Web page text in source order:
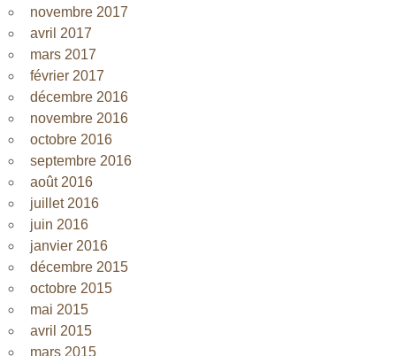
novembre 2017
avril 2017
mars 2017
février 2017
décembre 2016
novembre 2016
octobre 2016
septembre 2016
août 2016
juillet 2016
juin 2016
janvier 2016
décembre 2015
octobre 2015
mai 2015
avril 2015
mars 2015